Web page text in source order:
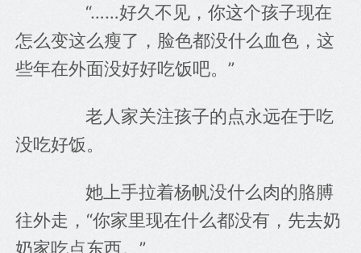
“……好久不见，你这个孩子现在
怎么变这么瘦了，脸色都没什么血色，这
些年在外面没好好吃饭吧。”
老人家关注孩子的点永远在于吃
没吃好饭。
她上手拉着杨帆没什么肉的胳膊
往外走，“你家里现在什么都没有，先去奶
奶家吃点东西。”